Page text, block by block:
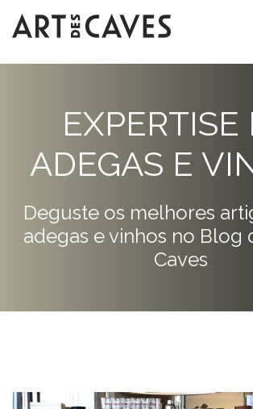
EXPERTISE
ADEGAS E
Deguste os melhores
adegas e vinhos no Blog
Caves